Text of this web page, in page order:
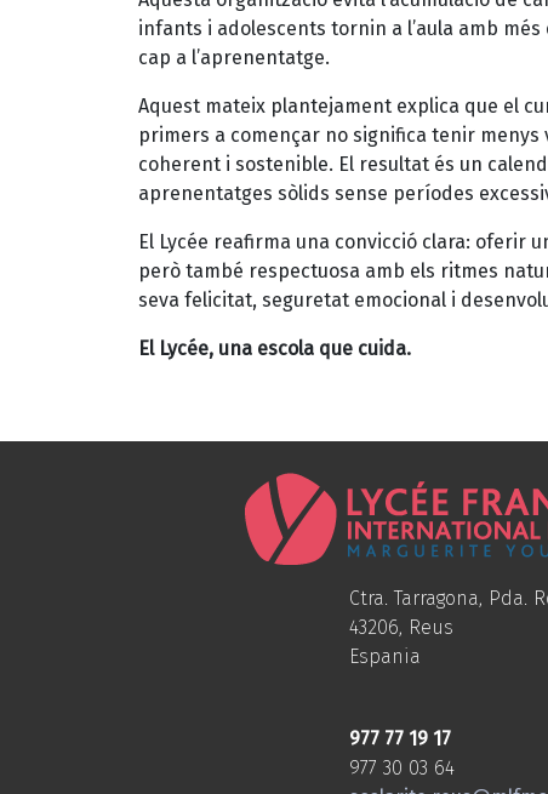
infants i adolescents tornin a l’aula amb
cap a l’aprenentatge.
Aquest mateix plantejament explica que el
primers a començar no significa tenir
coherent i sostenible. El resultat és un
aprenentatges sòlids sense períodes
El Lycée reafirma una convicció clara: oferir
però també respectuosa amb els ritmes
seva felicitat, seguretat emocional i
El Lycée, una escola que cuida.
Ctra. Tarragona, Pda.
43206, Reus
Espania
977 77 19 17
977 30 03 64